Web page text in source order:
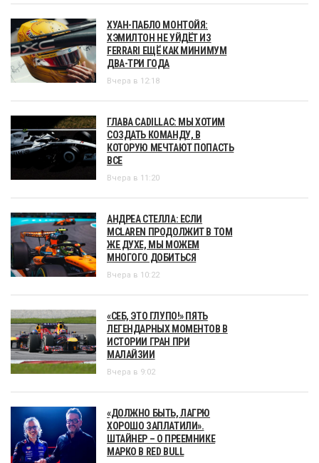
ХУАН-ПАБЛО МОНТОЙЯ:
ХЭМИЛТОН НЕ УЙДЁТ ИЗ
FERRARI ЕЩЁ КАК МИНИМУМ
ДВА-ТРИ ГОДА
Вчера в 12:18
ГЛАВА CADILLAC: МЫ ХОТИМ
СОЗДАТЬ КОМАНДУ, В
КОТОРУЮ МЕЧТАЮТ ПОПАСТЬ
ВСЕ
Вчера в 11:20
АНДРЕА СТЕЛЛА: ЕСЛИ
MCLAREN ПРОДОЛЖИТ В ТОМ
ЖЕ ДУХЕ, МЫ МОЖЕМ
МНОГОГО ДОБИТЬСЯ
Вчера в 10:22
«СЕБ, ЭТО ГЛУПО!» ПЯТЬ
ЛЕГЕНДАРНЫХ МОМЕНТОВ В
ИСТОРИИ ГРАН ПРИ
МАЛАЙЗИИ
Вчера в 9:02
«ДОЛЖНО БЫТЬ, ЛАГРЮ
ХОРОШО ЗАПЛАТИЛИ».
ШТАЙНЕР – О ПРЕЕМНИКЕ
МАРКО В RED BULL